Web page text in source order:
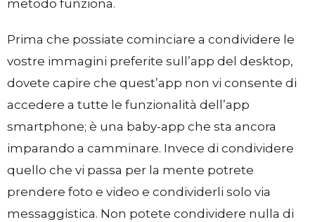
metodo funziona.
Prima che possiate cominciare a condividere le
vostre immagini preferite sull’app del desktop,
dovete capire che quest’app non vi consente di
accedere a tutte le funzionalità dell’app
smartphone; è una baby-app che sta ancora
imparando a camminare. Invece di condividere
quello che vi passa per la mente potrete
prendere foto e video e condividerli solo via
messaggistica. Non potete condividere nulla di